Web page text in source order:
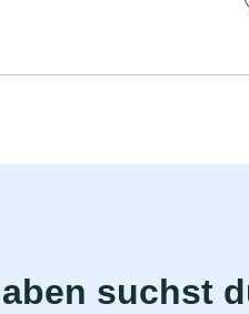
suchst